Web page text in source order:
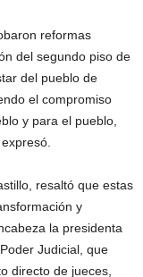
reformas
del segundo piso de
del pueblo de
el compromiso
y para el pueblo,
resaltó que estas
y
la presidenta
Judicial, que
directo de jueces,